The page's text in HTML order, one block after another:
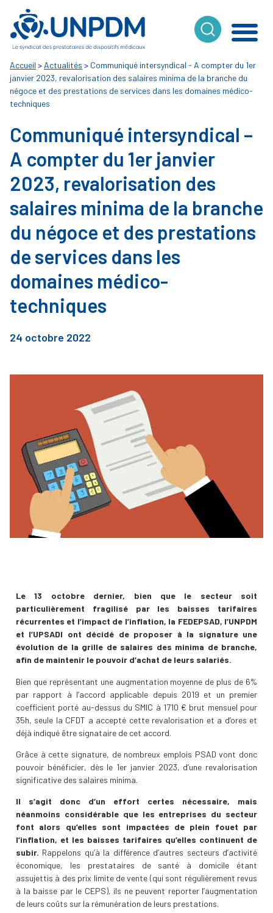
Accueil > Actualités > Communiqué intersyndical - A compter du 1er
janvier 2023, revalorisation des salaires minima de la branche du
négoce et des prestations de services dans les domaines médico-
techniques
Communiqué intersyndical –
A compter du 1er janvier
2023, revalorisation des
salaires minima de la branche
du négoce et des prestations
de services dans les
domaines médico-
techniques
24 octobre 2022
Le 13 octobre dernier, bien que le secteur soit
particulièrement fragilisé par les baisses tarifaires
récurrentes et l’impact de l’inflation, la FEDEPSAD, l’UNPDM
et l’UPSADI ont décidé de proposer à la signature une
évolution de la grille de salaires des minima de branche,
afin de maintenir le pouvoir d’achat de leurs salariés.
Bien que représentant une augmentation moyenne de plus de 6%
par rapport à l’accord applicable depuis 2019 et un premier
coefficient porté au-dessus du SMIC à 1710 € brut mensuel pour
35h, seule la CFDT a accepté cette revalorisation et a d’ores et
déjà indiqué être signataire de cet accord.
Grâce à cette signature, de nombreux emplois PSAD vont donc
pouvoir bénéficier, dès le 1er janvier 2023, d’une revalorisation
significative des salaires minima.
Il s’agit donc d’un effort certes nécessaire, mais
néanmoins considérable que les entreprises du secteur
font alors qu’elles sont impactées de plein fouet par
l’inflation, et les baisses tarifaires qu’elles continuent de
subir. Rappelons qu’à la différence d’autres secteurs d’activité
économique, les prestataires de santé à domicile étant
assujettis à des prix limite de vente (qui sont régulièrement revus
à la baisse par le CEPS), ils ne peuvent reporter l’augmentation
de leurs coûts sur la rémunération de leurs prestations.